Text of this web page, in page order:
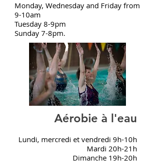
Monday, Wednesday and Friday from
9-10am
Tuesday 8-9pm
Sunday 7-8pm.
Aérobie à l'eau
Lundi, mercredi et vendredi 9h-10h
Mardi 20h-21h
Dimanche 19h-20h